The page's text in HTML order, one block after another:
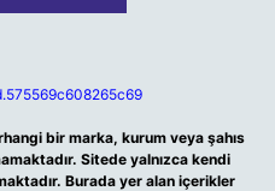
bir marka, kurum veya şahıs
Sitede yalnızca kendi
Burada yer alan içerikler